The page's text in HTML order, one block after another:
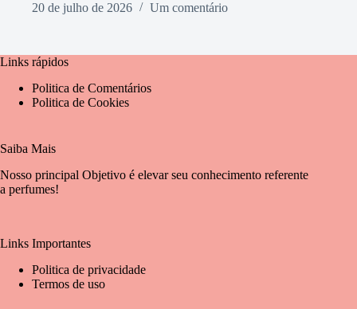
20 de julho de 2026
Um comentário
Links rápidos
Politica de Comentários
Politica de Cookies
Saiba Mais
Nosso principal Objetivo é elevar seu conhecimento referente
a perfumes!
Links Importantes
Politica de privacidade
Termos de uso